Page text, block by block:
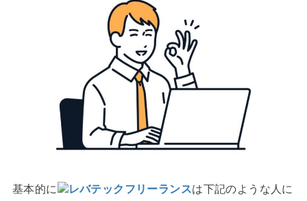
基本的に レバテックフリーランスは下記のような人に